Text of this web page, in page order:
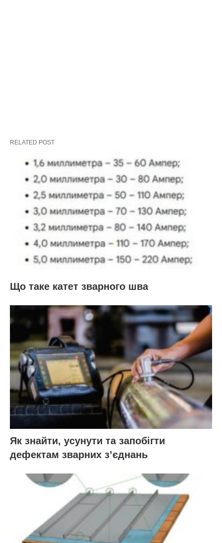
RELATED POST
Що таке катет зварного шва
Як знайти, усунути та запобігти
дефектам зварних з’єднань